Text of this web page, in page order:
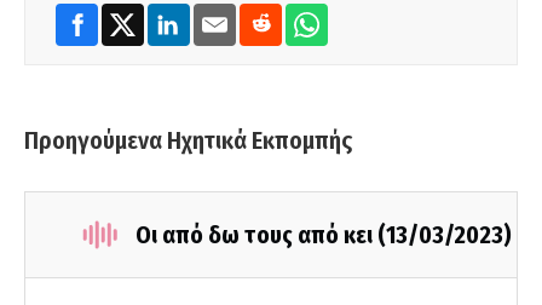
Προηγούμενα Ηχητικά Εκπομπής
Οι από δω τους από κει (13/03/2023)